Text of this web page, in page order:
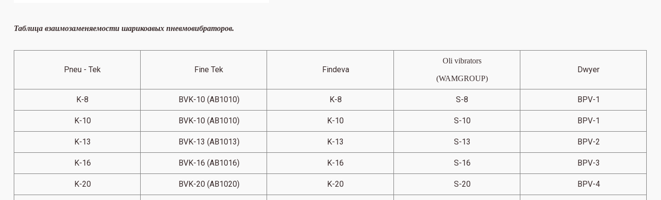
Таблица взаимозаменяемости шарикоавых пневмовибраторов.
Pneu - Tek Fine Tek Findeva
Oli vibrators
(WAMGROUP)
Dwyer
K-8 BVK-10 (AB1010) K-8 S-8 BPV-1
K-10 BVK-10 (AB1010) K-10 S-10 BPV-1
K-13 BVK-13 (AB1013) K-13 S-13 BPV-2
K-16 BVK-16 (AB1016) K-16 S-16 BPV-3
K-20 BVK-20 (AB1020) K-20 S-20 BPV-4